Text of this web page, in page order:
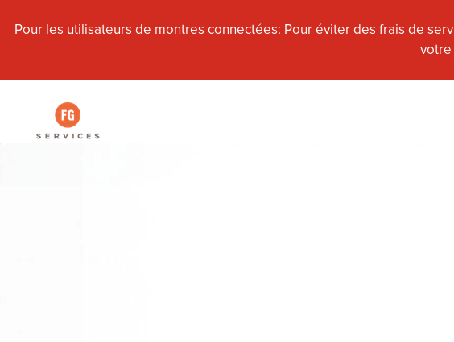
Pour les utilisateurs de montres connectées: Pour éviter des frais de
votre